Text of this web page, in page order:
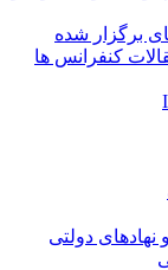
برگزار شده
کنفرانس ها
دولتی